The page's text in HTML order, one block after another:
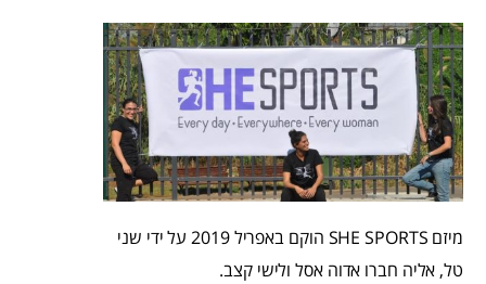
מיזם SHE SPORTS הוקם באפריל 2019 על ידי שני
טל, אליה חברו אדוה אסל ולישי קצב.